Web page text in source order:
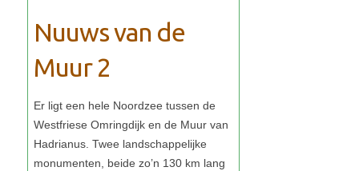
Nuuws van de
Muur 2